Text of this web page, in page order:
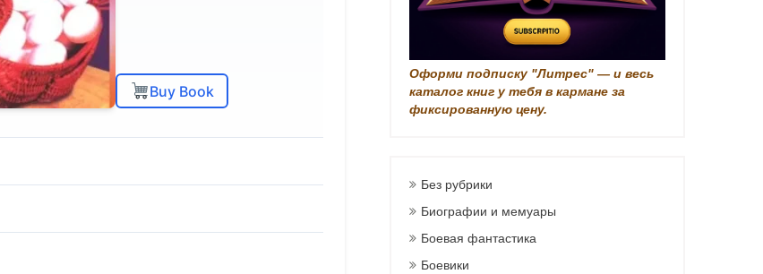
Buy Book
Оформи подписку "Литрес" — и весь
каталог книг у тебя в кармане за
фиксированную цену.
Без рубрики
Биографии и мемуары
Боевая фантастика
Боевики